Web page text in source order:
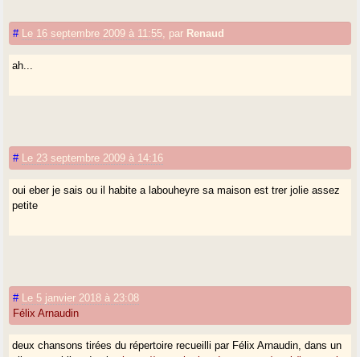
# Le 16 septembre 2009 à 11:55 par Renaud
ah...
# Le 23 septembre 2009 à 14:16
oui eber je sais ou il habite a labouheyre sa maison est trer jolie assez
petite
# Le 5 janvier 2018 à 23:08
Félix Arnaudin
deux chansons tirées du répertoire recueilli par Félix Arnaudin, dans un